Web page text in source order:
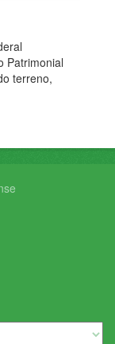
Patrimonial
terreno,